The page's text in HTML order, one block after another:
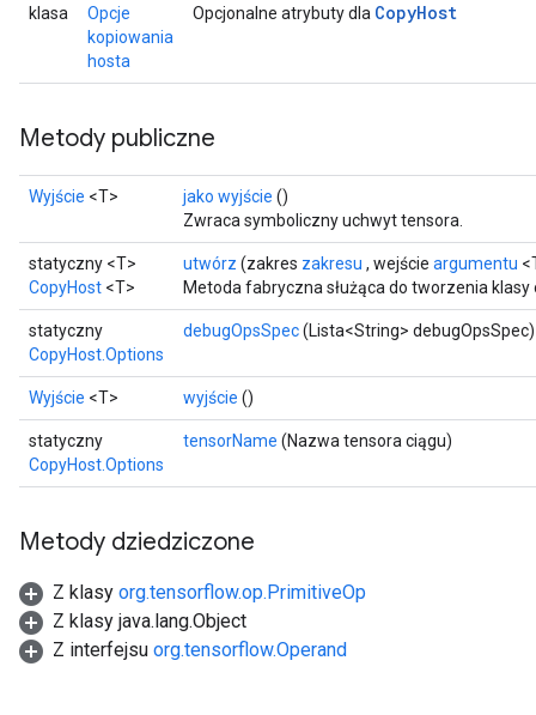
klasa
Opcje
kopiowania
hosta
Opcjonalne atrybuty dla CopyHost
Metody publiczne
Wyjście <T> jako wyjście ()
Zwraca symboliczny uchwyt tensora.
statyczny <T>
CopyHost <T>
utwórz (zakres zakresu , wejście argumentu
Metoda fabryczna służąca do tworzenia
statyczny
CopyHost.Options
debugOpsSpec(Lista<String> debugOpsSpec)
Wyjście <T> wyjście ()
statyczny
CopyHost.Options
tensorName (Nazwa tensora ciągu)
Metody dziedziczone
Z klasy org.tensorflow.op.PrimitiveOp
Z klasy java.lang.Object
Z interfejsu org.tensorflow.Operand